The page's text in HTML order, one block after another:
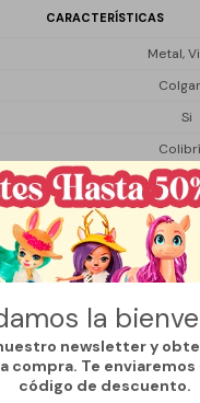
la
newsletter y
compra. Te enviaremos
código de descuento.
CARACTERÍSTICAS
Metal,
Si
Descripción
de cristal que